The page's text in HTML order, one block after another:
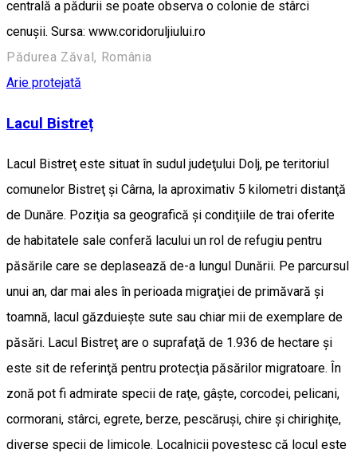
centrală a pădurii se poate observa o colonie de stârci
cenușii. Sursa: www.coridoruljiului.ro
Pădurea Zăval, România
Arie protejată
Lacul Bistreț
Lacul Bistreţ este situat în sudul judeţului Dolj, pe teritoriul
comunelor Bistreţ şi Cârna, la aproximativ 5 kilometri distanţă
de Dunăre. Poziţia sa geografică şi condiţiile de trai oferite
de habitatele sale conferă lacului un rol de refugiu pentru
păsările care se deplasează de-a lungul Dunării. Pe parcursul
unui an, dar mai ales în perioada migraţiei de primăvară şi
toamnă, lacul găzduieşte sute sau chiar mii de exemplare de
păsări. Lacul Bistreţ are o suprafaţă de 1.936 de hectare şi
este sit de referinţă pentru protecţia păsărilor migratoare. În
zonă pot fi admirate specii de raţe, gâşte, corcodei, pelicani,
cormorani, stârci, egrete, berze, pescăruşi, chire şi chirighiţe,
diverse specii de limicole. Localnicii povestesc că locul este